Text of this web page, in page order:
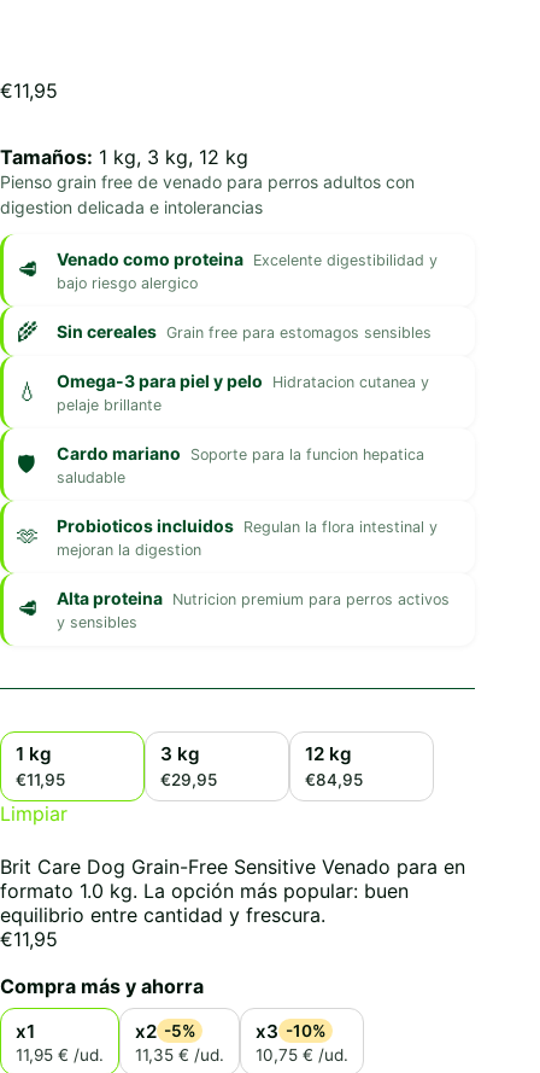
€11,95
Tamaños: 1 kg, 3 kg, 12 kg
Pienso grain free de venado para perros adultos con
digestion delicada e intolerancias
Venado como proteina Excelente digestibilidad y
bajo riesgo alergico
Sin cereales Grain free para estomagos sensibles
Omega-3 para piel y pelo
Hidratacion cutanea y
pelaje brillante
Cardo mariano
Soporte para la funcion hepatica
saludable
Probioticos incluidos Regulan la flora intestinal y
mejoran la digestion
Alta proteina Nutricion premium para perros activos
y sensibles
1 kg
€11,95
3 kg
€29,95
12 kg
€84,95
Limpiar
Brit Care Dog Grain-Free Sensitive Venado para en
formato 1.0 kg. La opción más popular: buen
equilibrio entre cantidad y frescura.
€11,95
Compra más y ahorra
x1
11,95 € /ud.
x2 -5%
11,35 € /ud.
x3 -10%
10,75 € /ud.